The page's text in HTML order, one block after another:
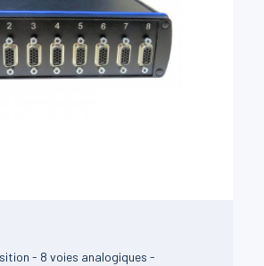
- 8 voies analogiques -